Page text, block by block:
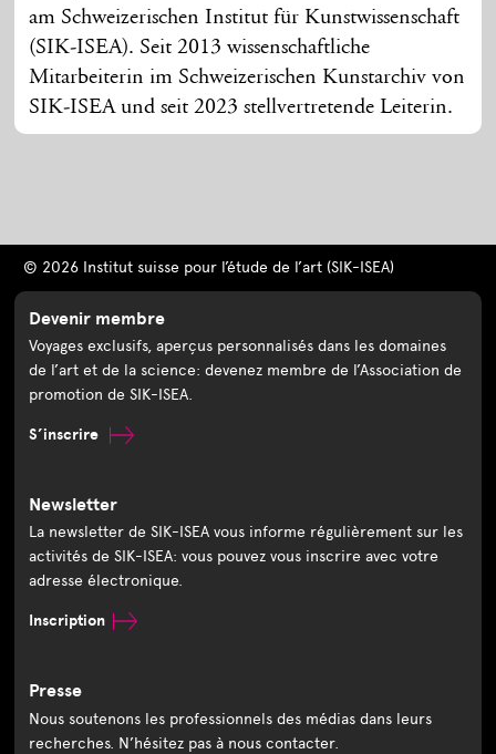
am Schweizerischen Institut für Kunstwissenschaft
(SIK-ISEA). Seit 2013 wissenschaftliche
Mitarbeiterin im Schweizerischen Kunstarchiv von
SIK-ISEA und seit 2023 stellvertretende Leiterin.
© 2026 Institut suisse pour l’étude de l’art (SIK-ISEA)
Devenir membre
Voyages exclusifs, aperçus personnalisés dans les domaines
de l’art et de la science: devenez membre de l’Association de
promotion de SIK-ISEA.
S’inscrire
Newsletter
La newsletter de SIK-ISEA vous informe régulièrement sur les
activités de SIK-ISEA: vous pouvez vous inscrire avec votre
adresse électronique.
Inscription
Presse
Nous soutenons les professionnels des médias dans leurs
recherches. N’hésitez pas à nous contacter.